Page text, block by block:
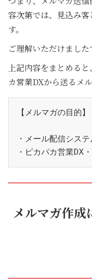
容次第では、見込み
す。
ご理解いただけました
上記内容をまとめる
カ営業DXから送るメ
【メルマガの目的】
・メール配信シス
・ピカパカ営業DX
メルマガ作成